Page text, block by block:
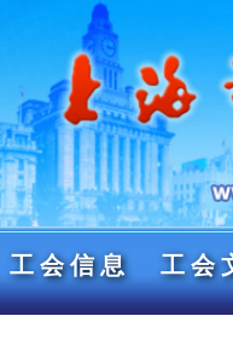
工会信息 工会